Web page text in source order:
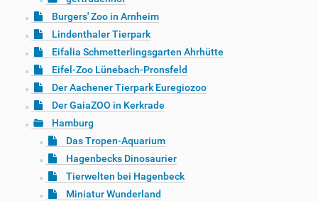
Burgers' Zoo in Arnheim
Lindenthaler Tierpark
Eifalia Schmetterlingsgarten Ahrhütte
Eifel-Zoo Lünebach-Pronsfeld
Der Aachener Tierpark Euregiozoo
Der GaiaZOO in Kerkrade
Hamburg
Das Tropen-Aquarium
Hagenbecks Dinosaurier
Tierwelten bei Hagenbeck
Miniatur Wunderland